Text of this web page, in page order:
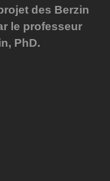
des Berzin
le professeur
PhD.